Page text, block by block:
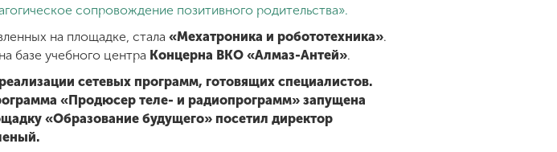
сопровождение позитивного родительства».
на площадке, стала «Мехатроника и робототехника».
базе учебного центра Концерна ВКО «Алмаз-Антей».
сетевых программ, готовящих специалистов.
«Продюсер теле- и радиопрограмм» запущена
«Образование будущего» посетил директор